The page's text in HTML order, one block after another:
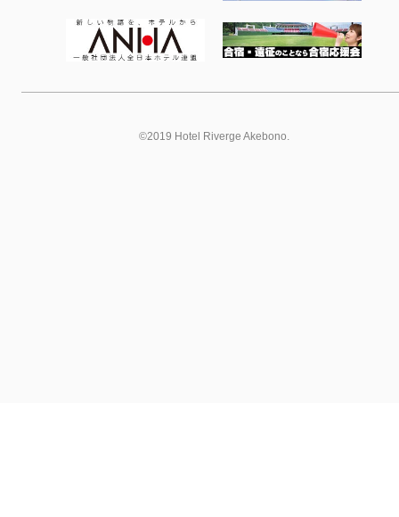
©2019 Hotel Riverge Akebono.